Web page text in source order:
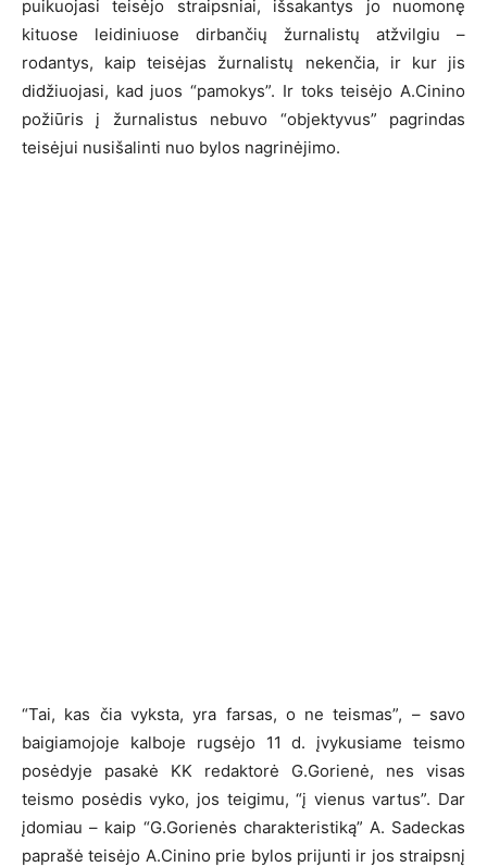
puikuojasi teisėjo straipsniai, išsakantys jo nuomonę
kituose leidiniuose dirbančių žurnalistų atžvilgiu –
rodantys, kaip teisėjas žurnalistų nekenčia, ir kur jis
didžiuojasi, kad juos “pamokys”. Ir toks teisėjo A.Cinino
požiūris į žurnalistus nebuvo “objektyvus” pagrindas
teisėjui nusišalinti nuo bylos nagrinėjimo.
“Tai, kas čia vyksta, yra farsas, o ne teismas”, – savo
baigiamojoje kalboje rugsėjo 11 d. įvykusiame teismo
posėdyje pasakė KK redaktorė G.Gorienė, nes visas
teismo posėdis vyko, jos teigimu, “į vienus vartus”. Dar
įdomiau – kaip “G.Gorienės charakteristiką” A. Sadeckas
paprašė teisėjo A.Cinino prie bylos prijunti ir jos straipsnį